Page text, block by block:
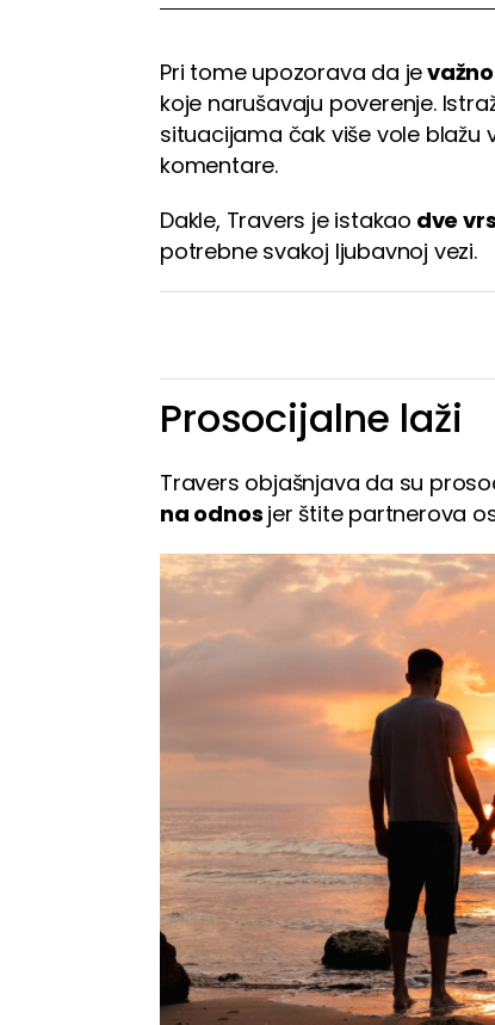
Pri tome upozorava da je
koje narušavaju poverenje.
situacijama čak više vole blažu
komentare.
Dakle, Travers je istakao dve
potrebne svakoj ljubavnoj vezi.
Prosocijalne laži
Travers objašnjava da su
na odnos jer štite partnerova